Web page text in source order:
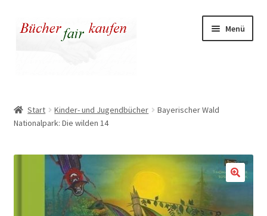
Zur
Navigation
Zum
Inhalt
Menü
Kasse
Warenkorb
Warum fair kaufen
Start Kinder- und Jugendbücher
Bayerischer Wald
Nationalpark: Die wilden 14